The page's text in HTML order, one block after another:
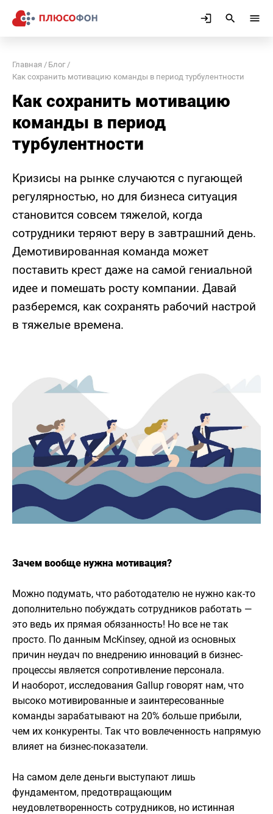
Главная
Блог
Как сохранить мотивацию команды в период турбулентности
Как сохранить мотивацию
команды в период
турбулентности
Кризисы на рынке случаются с пугающей
регулярностью, но для бизнеса ситуация
становится совсем тяжелой, когда
сотрудники теряют веру в завтрашний день.
Демотивированная команда может
поставить крест даже на самой гениальной
идее и помешать росту компании. Давай
разберемся, как сохранять рабочий настрой
в тяжелые времена.
Зачем вообще нужна мотивация?
Можно подумать, что работодателю не нужно как-то
дополнительно побуждать сотрудников работать —
это ведь их прямая обязанность! Но все не так
просто. По данным McKinsey, одной из основных
причин неудач по внедрению инноваций в бизнес-
процессы является сопротивление персонала.
И наоборот, исследования Gallup говорят нам, что
высоко мотивированные и заинтересованные
команды зарабатывают на 20% больше прибыли,
чем их конкуренты. Так что вовлеченность напрямую
влияет на бизнес-показатели.
На самом деле деньги выступают лишь
фундаментом, предотвращающим
неудовлетворенность сотрудников, но истинная